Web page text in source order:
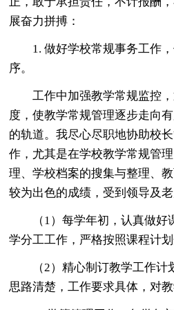
展奋力拼搏：
1. 做好学校常规事务工作，
序。
工作中加强教学常规监控，
度，使教学常规管理逐步走向
的轨道。我尽心尽职地协助校
作，尤其是在学校教学常规管
理、学校档案的搜集与整理、
较为出色的成绩，受到领导及老
（1）每学年初，认真做好
学分工工作，严格按照课程计划
（2）精心制订教学工作计
思路清楚，工作要求具体，对教